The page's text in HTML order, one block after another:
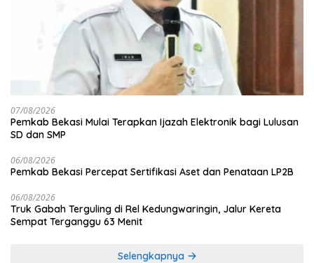
07/08/2026
Pemkab Bekasi Mulai Terapkan Ijazah Elektronik bagi Lulusan
SD dan SMP
06/08/2026
Pemkab Bekasi Percepat Sertifikasi Aset dan Penataan LP2B
06/08/2026
Truk Gabah Terguling di Rel Kedungwaringin, Jalur Kereta
Sempat Terganggu 63 Menit
Selengkapnya